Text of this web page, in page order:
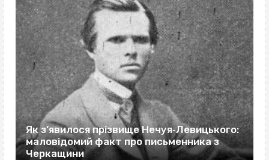
Як з’явилося прізвище Нечуя‐Левицького:
маловідомий факт про письменника з
Черкащини